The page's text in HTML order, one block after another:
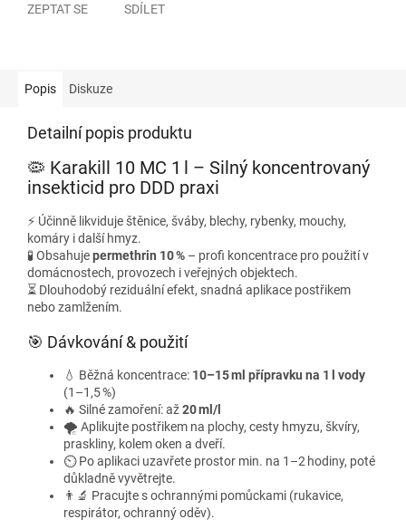
ZEPTAT SE SDÍLET
Popis Diskuze
Detailní popis produktu
🦠 Karakill 10 MC 1 l – Silný koncentrovaný
insekticid pro DDD praxi
⚡ Účinně likviduje štěnice, šváby, blechy, rybenky, mouchy,
komáry i další hmyz.
🧪 Obsahujepermethrin 10 % – profi koncentrace pro použití v
domácnostech, provozech i veřejných objektech.
⏳ Dlouhodobý reziduální efekt, snadná aplikace postřikem
nebo zamlžením.
🎯 Dávkování & použití
💧 Běžná koncentrace: 10–15 ml přípravku na 1 l vody
(1–1,5 %)
🔥 Silné zamoření: až20 ml/l
🌪️ Aplikujte postřikem na plochy, cesty hmyzu, škvíry,
praskliny, kolem oken a dveří.
⏲️ Po aplikaci uzavřete prostor min. na 1–2 hodiny, poté
důkladně vyvětrejte.
👨‍🔬 Pracujte s ochrannými pomůckami (rukavice,
respirátor, ochranný oděv).